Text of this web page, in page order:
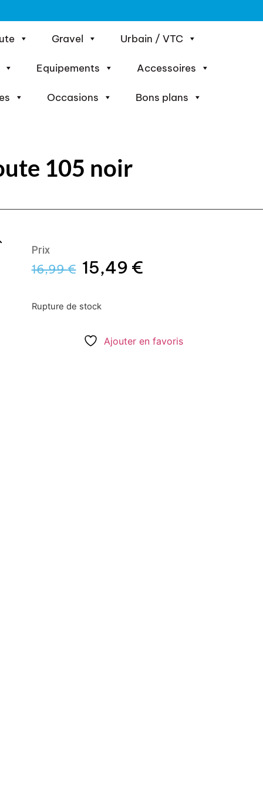
Gravel Urbain / VTC
Equipements Accessoires
Occasions Bons plans
105 noir
Prix
16,99€ 15,49 €
Rupture de stock
Ajouter en favoris